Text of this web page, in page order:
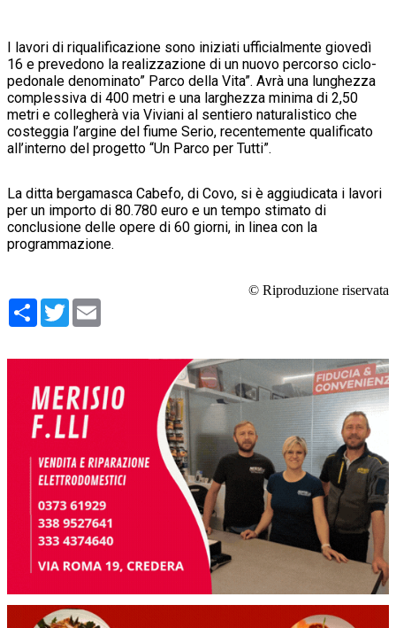
I lavori di riqualificazione sono iniziati ufficialmente giovedì
16 e prevedono la realizzazione di un nuovo percorso ciclo-
pedonale denominato” Parco della Vita”. Avrà una lunghezza
complessiva di 400 metri e una larghezza minima di 2,50
metri e collegherà via Viviani al sentiero naturalistico che
costeggia l’argine del fiume Serio, recentemente qualificato
all’interno del progetto “Un Parco per Tutti”.
La ditta bergamasca Cabefo, di Covo, si è aggiudicata i lavori
per un importo di 80.780 euro e un tempo stimato di
conclusione delle opere di 60 giorni, in linea con la
programmazione.
© Riproduzione riservata
Condividi
Twitter